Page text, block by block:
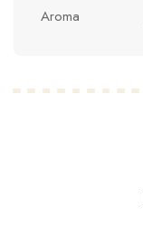
Aroma